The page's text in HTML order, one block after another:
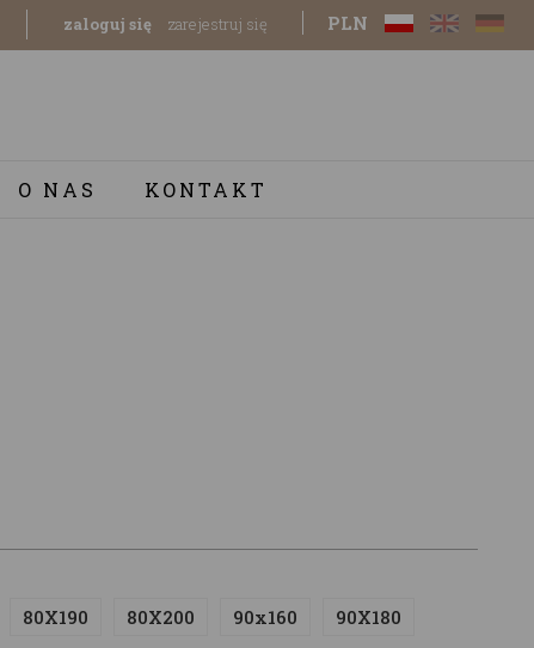
zaloguj się zarejestruj się PLN
O NAS KONTAKT
80X190 80X200 90x160 90X180